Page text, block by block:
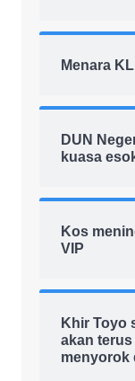
Menara
DUN
kuasa
Kos
VIP
Khir Toyo
akan
menyorok